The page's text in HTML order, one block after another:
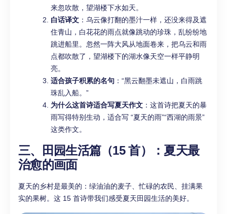
来忽吹散，望湖楼下水如天。
白话译文 ：乌云像打翻的墨汁一样，还没来得及遮
住青山，白花花的雨点就像跳动的珍珠，乱纷纷地
跳进船里。忽然一阵大风从地面卷来，把乌云和雨
点都吹散了，望湖楼下的湖水像天空一样平静明
亮。
适合孩子积累的名句 ：“黑云翻墨未遮山，白雨跳
珠乱入船。”
为什么这首诗适合写夏天作文 ：这首诗把夏天的暴
雨写得特别生动，适合写 “夏天的雨”“西湖的雨景”
这类作文。
三、田园生活篇（15 首）：夏天最
治愈的画面
夏天的乡村是最美的：绿油油的麦子、忙碌的农民、挂满果
实的果树。这 15 首诗带我们感受夏天田园生活的美好。